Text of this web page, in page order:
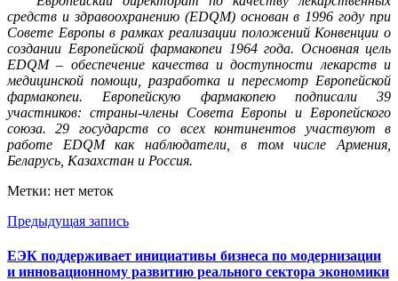
средств и здравоохранению (EDQM) основан в 1996 году при
Совете Европы в рамках реализации положений Конвенции о
создании Европейской фармакопеи 1964 года. Основная цель
EDQM – обеспечение качества и доступности лекарств и
медицинской помощи, разработка и пересмотр Европейской
фармакопеи. Европейскую фармакопею подписали 39
участников: страны-члены Совета Европы и Европейского
союза. 29 государств со всех континентов участвуют в
работе EDQM как наблюдатели, в том числе Армения,
Беларусь, Казахстан и Россия.
Метки: нет меток
Предыдущая запись
ЕЭК поддерживает инициативы бизнеса по модернизации
и инновационному развитию реального сектора экономики